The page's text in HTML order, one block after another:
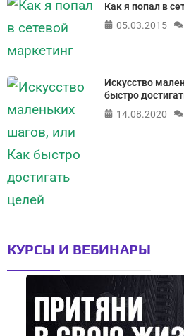
Как я попал в
05.03.2015
Искусство
быстро
14.08.2020
КУРСЫ И ВЕБИНАРЫ